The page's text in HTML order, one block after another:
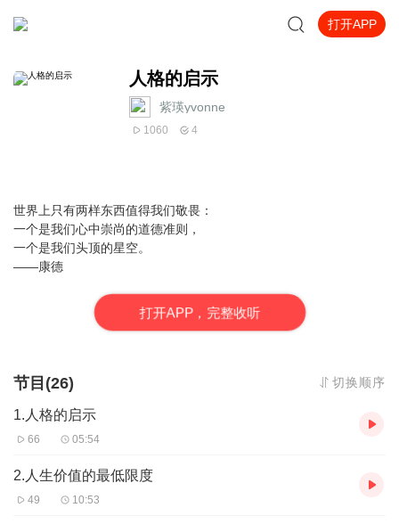
打开APP
人格的启示
紫瑛yvonne
1060 4
世界上只有两样东西值得我们敬畏：
一个是我们心中崇尚的道德准则，
一个是我们头顶的星空。
——康德
打开APP，完整收听
节目(26) 切换顺序
1.人格的启示
66 05:54
2.人生价值的最低限度
49 10:53